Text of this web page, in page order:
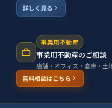
詳しく見る
事業用不動産
事業用不動産のご相談
店舗・オフィス・倉庫・土
無料相談はこちら